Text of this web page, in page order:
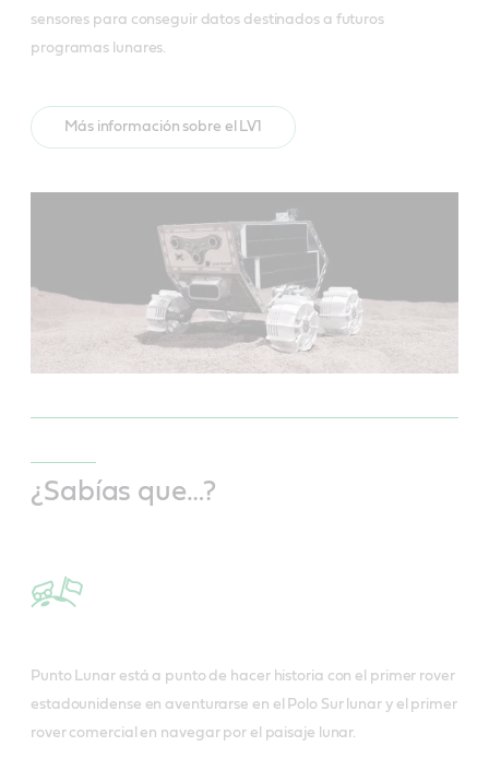
sensores para conseguir datos destinados a futuros
programas lunares.
Más información sobre el LV1
¿Sabías que…?
Punto Lunar está a punto de hacer historia con el primer rover
estadounidense en aventurarse en el Polo Sur lunar y el primer
rover comercial en navegar por el paisaje lunar.